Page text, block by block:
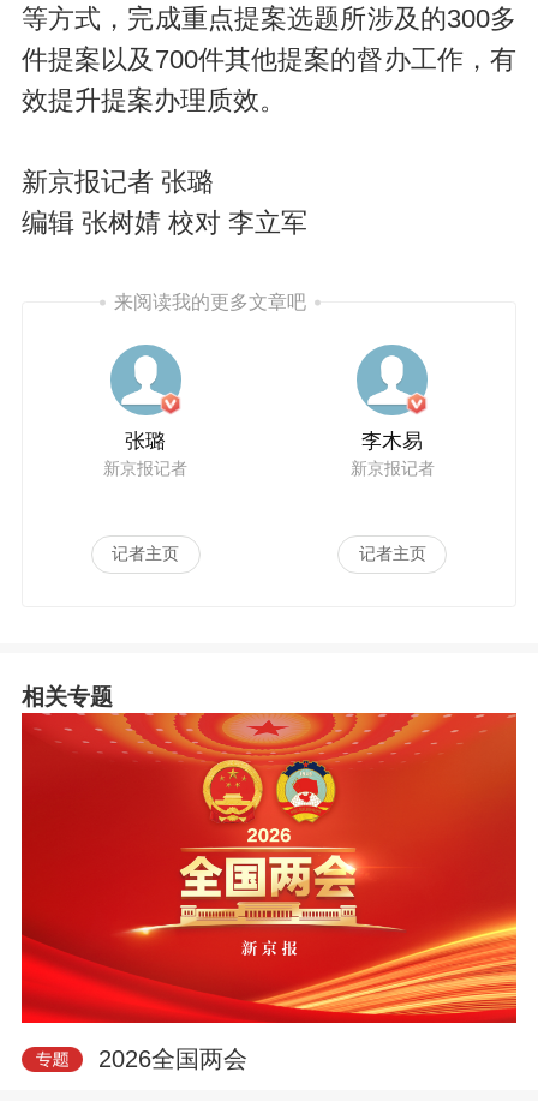
等方式，完成重点提案选题所涉及的300多
件提案以及700件其他提案的督办工作，有
效提升提案办理质效。
新京报记者 张璐
编辑 张树婧 校对 李立军
来阅读我的更多文章吧
张璐
新京报记者
记者主页
李木易
新京报记者
记者主页
相关专题
2026全国两会